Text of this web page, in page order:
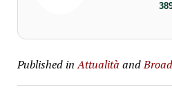
Published in Attualità and